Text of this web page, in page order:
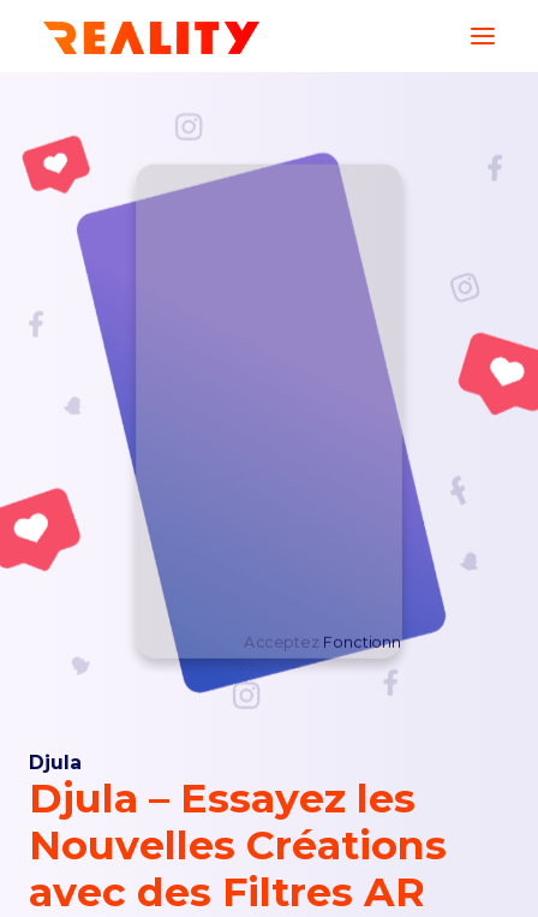
SERVICES
MÉTIERS
CREATIONS
RESSOURCES
CONTACT
DEMANDER UN DEVIS
Acceptez Fonctionnelcookies pour
Djula
Djula – Essayez les
Nouvelles Créations
avec des Filtres AR